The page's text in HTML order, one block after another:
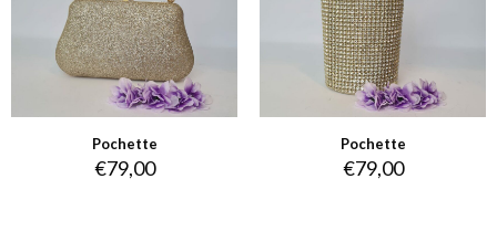
Pochette
€79,00
Pochette
€79,00